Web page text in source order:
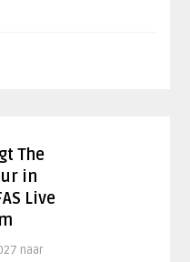
The
in
Live
naar